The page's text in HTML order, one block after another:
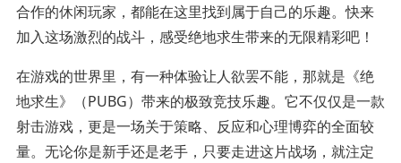
合作的休闲玩家，都能在这里找到属于自己的乐趣。快来
加入这场激烈的战斗，感受绝地求生带来的无限精彩吧！
在游戏的世界里，有一种体验让人欲罢不能，那就是《绝
地求生》（PUBG）带来的极致竞技乐趣。它不仅仅是一款
射击游戏，更是一场关于策略、反应和心理博弈的全面较
量。无论你是新手还是老手，只要走进这片战场，就注定